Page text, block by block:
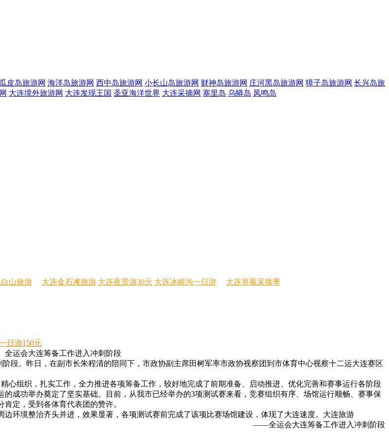
瓜皮岛旅游网 海洋岛旅游网 西中岛旅游网 小长山岛旅游网 财神岛旅游网 庄河黑岛旅游网 獐子岛旅游网 长兴岛旅
大连境外旅游网 大连发现王国 圣亚海洋世界 大连采摘网 塞里岛 乌蟒岛 凤鸣岛
山旅游 大连金石滩旅游 大连夜景游30元 大连冰峪沟一日游
大连草莓采摘季
日游150元
全运会大连筹备工作进入冲刺阶段
段。昨日，在副市长朱程清的陪同下，市政协副主席田树军率市政协视察团到市体育中心视察十二运大连赛区
组织，扎实工作，全力推进各项筹备工作，较好地完成了前期准备、启动推进、优化完善和赛事运行各阶段
成功举办奠定了坚实基础。目前，从我市已经举办的3项测试赛来看，竞赛组织有序、场馆运行顺畅、赛事保
定，受到各体育代表团的赞许。
环境整治齐头并进，效果显著，各项测试赛前完成了该项比赛场馆建设，体现了大连速度。大连旅游
——全运会大连筹备工作进入冲刺阶段